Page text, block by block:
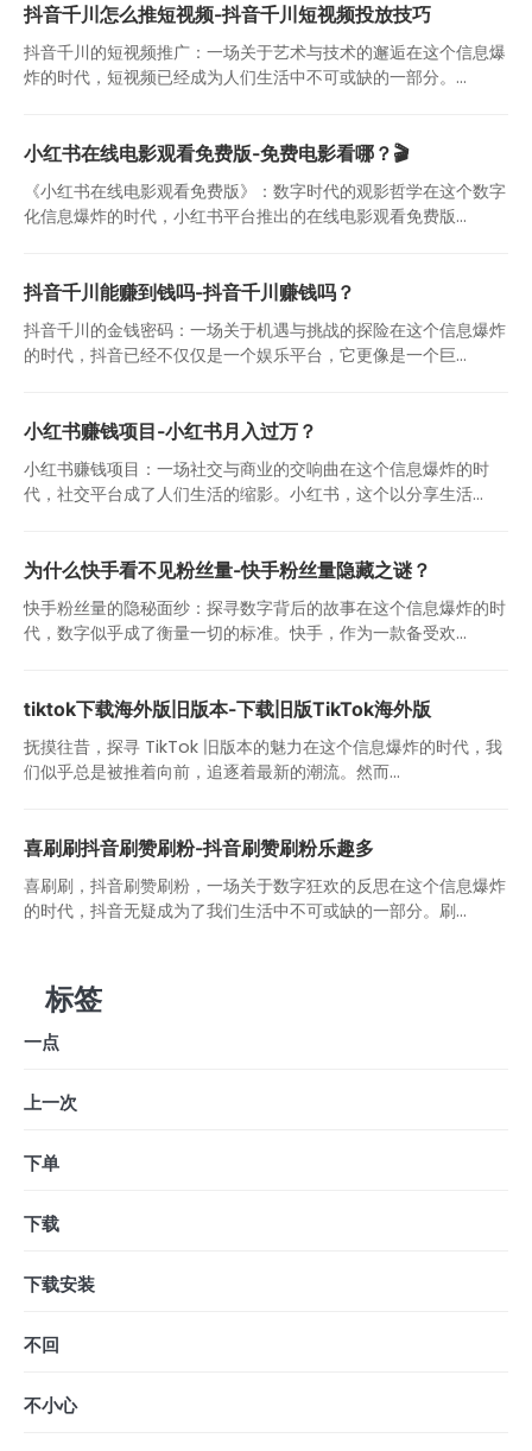
抖音千川怎么推短视频-抖音千川短视频投放技巧
抖音千川的短视频推广：一场关于艺术与技术的邂逅在这个信息爆
炸的时代，短视频已经成为人们生活中不可或缺的一部分。...
小红书在线电影观看免费版-免费电影看哪？🎬
《小红书在线电影观看免费版》：数字时代的观影哲学在这个数字
化信息爆炸的时代，小红书平台推出的在线电影观看免费版...
抖音千川能赚到钱吗-抖音千川赚钱吗？
抖音千川的金钱密码：一场关于机遇与挑战的探险在这个信息爆炸
的时代，抖音已经不仅仅是一个娱乐平台，它更像是一个巨...
小红书赚钱项目-小红书月入过万？
小红书赚钱项目：一场社交与商业的交响曲在这个信息爆炸的时
代，社交平台成了人们生活的缩影。小红书，这个以分享生活...
为什么快手看不见粉丝量-快手粉丝量隐藏之谜？
快手粉丝量的隐秘面纱：探寻数字背后的故事在这个信息爆炸的时
代，数字似乎成了衡量一切的标准。快手，作为一款备受欢...
tiktok下载海外版旧版本-下载旧版TikTok海外版
抚摸往昔，探寻 TikTok 旧版本的魅力在这个信息爆炸的时代，我
们似乎总是被推着向前，追逐着最新的潮流。然而...
喜刷刷抖音刷赞刷粉-抖音刷赞刷粉乐趣多
喜刷刷，抖音刷赞刷粉，一场关于数字狂欢的反思在这个信息爆炸
的时代，抖音无疑成为了我们生活中不可或缺的一部分。刷...
标签
一点
上一次
下单
下载
下载安装
不回
不小心